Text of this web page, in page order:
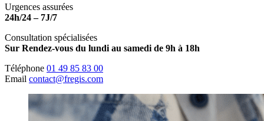
Urgences assurées
24h/24 – 7J/7
Consultation spécialisées
Sur Rendez-vous du lundi au samedi de 9h à 18h
Téléphone 01 49 85 83 00
Email contact@fregis.com